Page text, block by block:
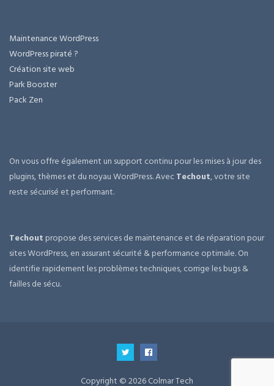
Maintenance WordPress
WordPress piraté ?
Création site web
Park Booster
Pack Zen
On vous offre également un support continu pour les mises à jour des
plugins, thèmes et du noyau WordPress. AvecTechout, votre site
reste sécurisé et performant.
Techout propose des services de maintenance et de réparation pour
sites WordPress, en assurant sécurité & performance optimale. On
identifie rapidement les problèmes techniques, corrige les bugs &
failles de sécu.
Copyright © 2026 Colmar Tech